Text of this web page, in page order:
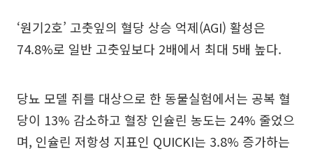
‘원기2호’ 고춧잎의 혈당 상승 억제(AGI) 활성은
74.8%로 일반 고춧잎보다 2배에서 최대 5배 높다.
당뇨 모델 쥐를 대상으로 한 동물실험에서는 공복 혈
당이 13% 감소하고 혈장 인슐린 농도는 24% 줄었으
며, 인슐린 저항성 지표인 QUICKI는 3.8% 증가하는